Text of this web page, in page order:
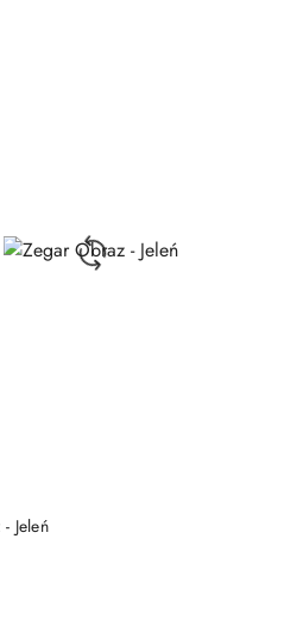
Zegar Obraz - Jeleń